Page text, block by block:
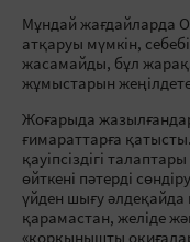
Мұндай жағдайларда
атқаруы мүмкін,
жасамайды, бұл
жұмыстарын
Жоғарыда
ғимараттарға
қауіпсіздігі
өйткені пәтерді
үйден шығу әлдеқайда
қарамастан, желіде